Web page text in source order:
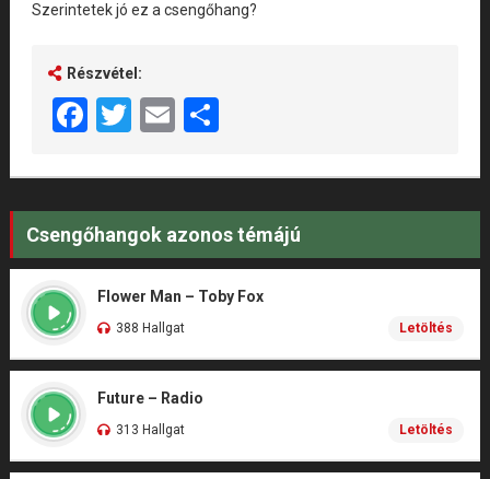
Szerintetek jó ez a csengőhang?
Részvétel:
Facebook
Twitter
EmailShare
Csengőhangok azonos témájú
Flower Man – Toby Fox
388 Hallgat Letöltés
Future – Radio
313 Hallgat Letöltés